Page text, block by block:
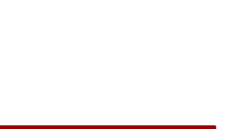
GbR. Gestaltung, Design
GbR. Alle Rechte